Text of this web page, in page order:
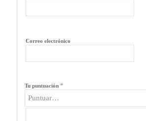
Correo electrónico
Tu puntuación *